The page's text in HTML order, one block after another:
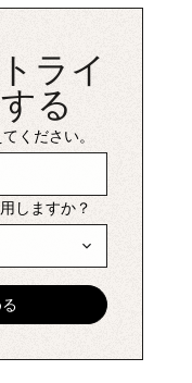
ライ
る
ください。
しますか？